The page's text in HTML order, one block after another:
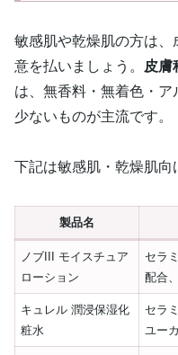
敏感肌や乾燥肌の方は
意を払いましょう。
皮膚
は、無香料・無着色・
少ないものが主流です。
下記は敏感肌・乾燥肌向
製品名
ノブIII モイスチュア
ローション
セラ
配合
キュレル 潤浸保湿化
粧水
セラ
ユー